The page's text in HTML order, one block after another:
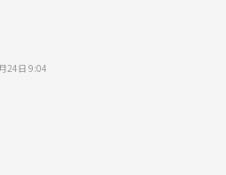
24日 9:04